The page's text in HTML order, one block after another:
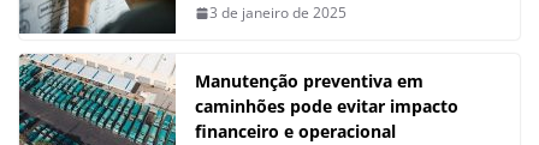
3 de janeiro de 2025
Manutenção preventiva em
caminhões pode evitar impacto
financeiro e operacional